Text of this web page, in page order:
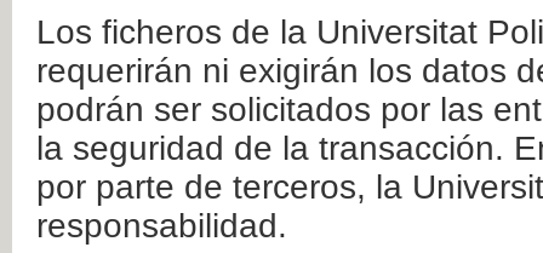
Los ficheros de la Universitat
requerirán ni exigirán los datos
podrán ser solicitados por las
la seguridad de la transacción.
por parte de terceros, la
responsabilidad.